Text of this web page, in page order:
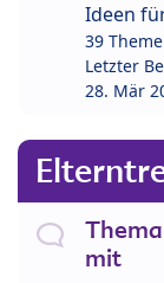
Ideen
39
Letzter
28. Mär
mit